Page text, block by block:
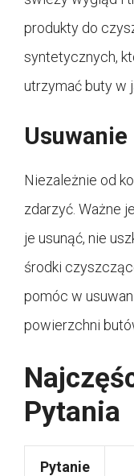
produkty do
syntetycznych,
utrzymać buty w
Usuwanie
Niezależnie od
zdarzyć. Ważne
je usunąć, nie
środki
pomóc w
powierzchni
Pytania
Pytanie